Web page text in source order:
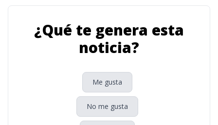
¿Qué te genera esta
noticia?
Me gusta
No me gusta